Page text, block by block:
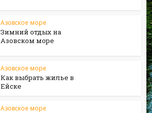
Азовское море
Зимний отдых на
Азовском море
Азовское море
Как выбрать жилье в
Ейске
Азовское море